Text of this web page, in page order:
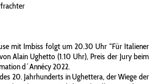
mit Imbiss folgt um 20.30 Uhr "Für Italiener
Alain Ughetto (1.10 Uhr), Preis der Jury beim
d´Annécy 2022.
20. Jahrhunderts in Ughettera, der Wiege der